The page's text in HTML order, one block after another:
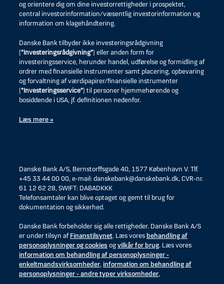
og orientere dig om dine investorrettigheder i prospektet,
central investorinformation/væsentlig investorinformation og
information om klagehåndtering.
Danske Bank tilbyder ikke investeringsrådgivning
(”Investeringsrådgivning”) eller anden form for
investeringsservice, herunder handel, udførelse og formidling af
ordrer med finansielle instrumenter samt placering, opbevaring
og forvaltning af værdipapirer/finansielle instrumenter
(”Investeringsservice”) til personer hjemmehørende og
bosiddende i USA, jf. definitionen nedenfor.
Læs mere »
Danske Bank A/S, Bernstorffsgade 40, 1577 København V. Tlf.
+45 33 44 00 00, e-mail: danskebank@danskebank.dk, CVR-nr.
61 12 62 28, SWIFT: DABADKKK
Telefonsamtaler kan blive optaget og gemt til brug for
dokumentation og sikkerhed.
Danske Bank forbeholder sig alle rettigheder. Danske Bank A/S
er under tilsyn afFinanstilsynet. Læs vores behandling af
personoplysninger og cookies ogvilkår for brug. Læs vores
information om behandling af personoplysninger -
enkeltmandsvirksomheder, information om behandling af
personoplysninger - andre typer virksomheder,